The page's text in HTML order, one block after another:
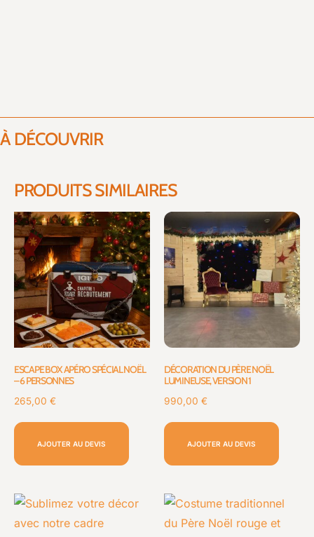
À DÉCOUVRIR
PRODUITS SIMILAIRES
ESCAPE BOX APÉRO SPÉCIAL NOËL
– 6 PERSONNES
265,00 €
AJOUTER AU DEVIS
DÉCORATION DU PÈRE NOËL
LUMINEUSE, VERSION 1
990,00 €
AJOUTER AU DEVIS